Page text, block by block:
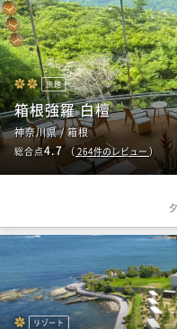
旅館
箱根強羅 白檀
神奈川県 / 箱根
総合点4.7（ 264件のレビュー）
リゾート